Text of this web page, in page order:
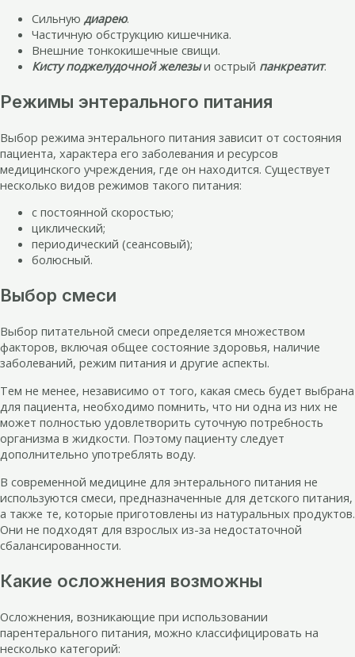
Сильную диарею.
Частичную обструкцию кишечника.
Внешние тонкокишечные свищи.
Кисту поджелудочной железыи острый панкреатит.
Режимы энтерального питания
Выбор режима энтерального питания зависит от состояния
пациента, характера его заболевания и ресурсов
медицинского учреждения, где он находится. Существует
несколько видов режимов такого питания:
с постоянной скоростью;
циклический;
периодический (сеансовый);
болюсный.
Выбор смеси
Выбор питательной смеси определяется множеством
факторов, включая общее состояние здоровья, наличие
заболеваний, режим питания и другие аспекты.
Тем не менее, независимо от того, какая смесь будет выбрана
для пациента, необходимо помнить, что ни одна из них не
может полностью удовлетворить суточную потребность
организма в жидкости. Поэтому пациенту следует
дополнительно употреблять воду.
В современной медицине для энтерального питания не
используются смеси, предназначенные для детского питания,
а также те, которые приготовлены из натуральных продуктов.
Они не подходят для взрослых из-за недостаточной
сбалансированности.
Какие осложнения возможны
Осложнения, возникающие при использовании
парентерального питания, можно классифицировать на
несколько категорий: